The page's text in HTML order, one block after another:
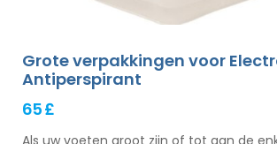
Grote verpakkingen voor
Antiperspirant
65 £
Als uw voeten groot zijn of tot aan de